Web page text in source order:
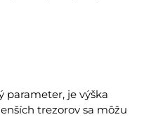
parameter, je výška
trezorov sa môžu